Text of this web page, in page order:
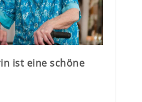
ist eine schöne